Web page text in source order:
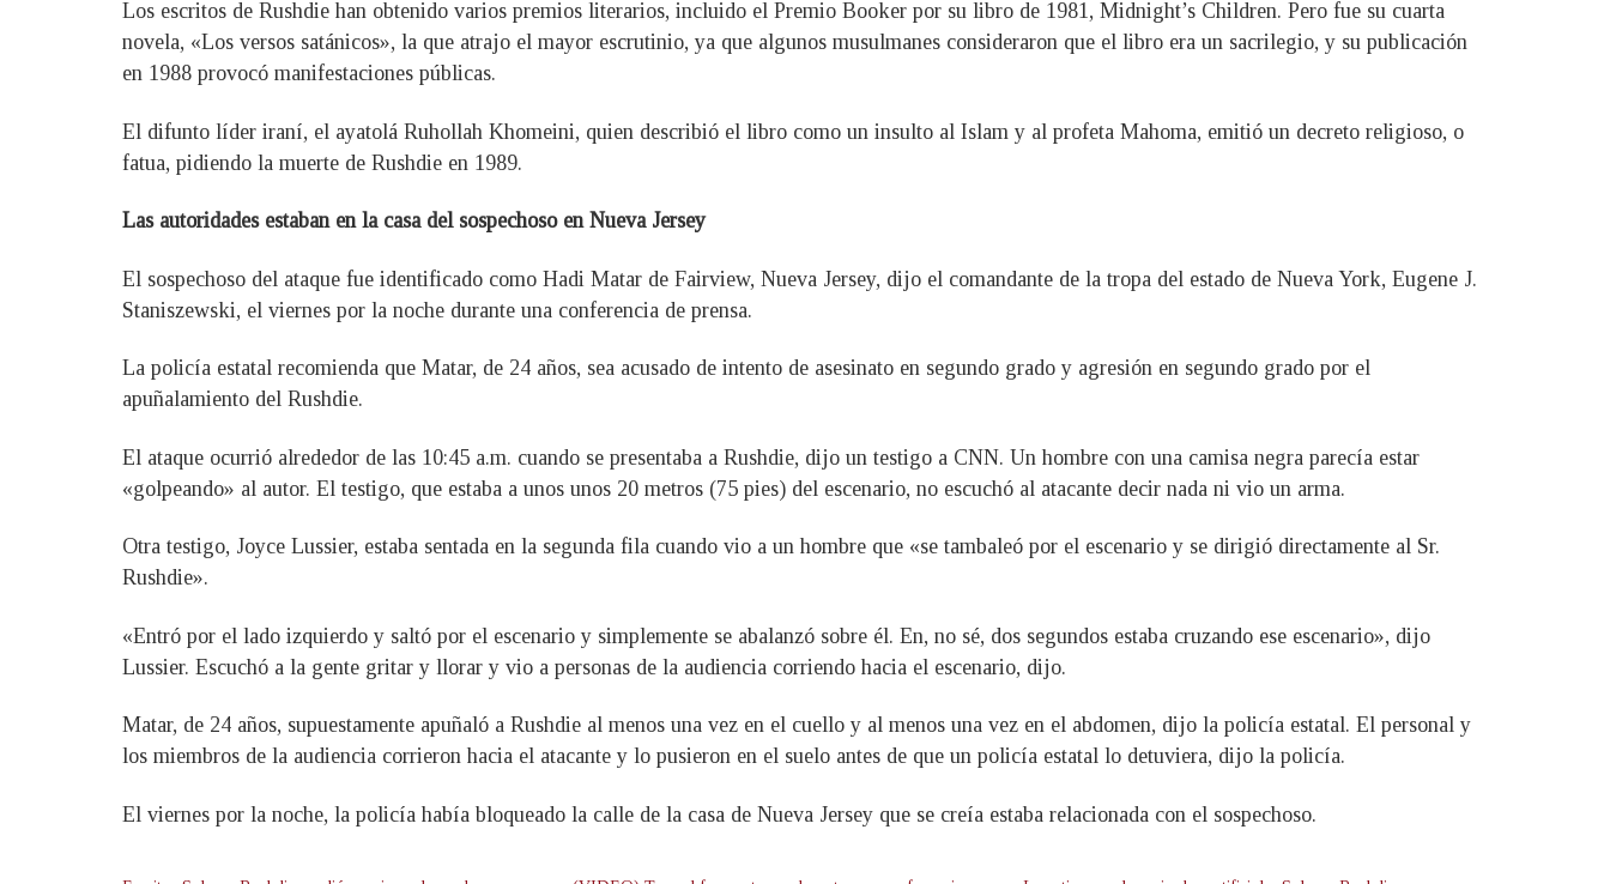
Los escritos de Rushdie han obtenido varios premios literarios, incluido el Premio Booker por su libro de 1981, Midnight’s Children. Pero fue su cuarta
novela, «Los versos satánicos», la que atrajo el mayor escrutinio, ya que algunos musulmanes consideraron que el libro era un sacrilegio, y su publicación
en 1988 provocó manifestaciones públicas.
El difunto líder iraní, el ayatolá Ruhollah Khomeini, quien describió el libro como un insulto al Islam y al profeta Mahoma, emitió un decreto religioso, o
fatua, pidiendo la muerte de Rushdie en 1989.
Las autoridades estaban en la casa del sospechoso en Nueva Jersey
El sospechoso del ataque fue identificado como Hadi Matar de Fairview, Nueva Jersey, dijo el comandante de la tropa del estado de Nueva York, Eugene J.
Staniszewski, el viernes por la noche durante una conferencia de prensa.
La policía estatal recomienda que Matar, de 24 años, sea acusado de intento de asesinato en segundo grado y agresión en segundo grado por el
apuñalamiento del Rushdie.
El ataque ocurrió alrededor de las 10:45 a.m. cuando se presentaba a Rushdie, dijo un testigo a CNN. Un hombre con una camisa negra parecía estar
«golpeando» al autor. El testigo, que estaba a unos unos 20 metros (75 pies) del escenario, no escuchó al atacante decir nada ni vio un arma.
Otra testigo, Joyce Lussier, estaba sentada en la segunda fila cuando vio a un hombre que «se tambaleó por el escenario y se dirigió directamente al Sr.
Rushdie».
«Entró por el lado izquierdo y saltó por el escenario y simplemente se abalanzó sobre él. En, no sé, dos segundos estaba cruzando ese escenario», dijo
Lussier. Escuchó a la gente gritar y llorar y vio a personas de la audiencia corriendo hacia el escenario, dijo.
Matar, de 24 años, supuestamente apuñaló a Rushdie al menos una vez en el cuello y al menos una vez en el abdomen, dijo la policía estatal. El personal y
los miembros de la audiencia corrieron hacia el atacante y lo pusieron en el suelo antes de que un policía estatal lo detuviera, dijo la policía.
El viernes por la noche, la policía había bloqueado la calle de la casa de Nueva Jersey que se creía estaba relacionada con el sospechoso.